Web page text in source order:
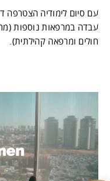
עם סיום לימודיה הצטרפה
עבדה במרפאות נוספות
חולים ומרפאה קהילתית).